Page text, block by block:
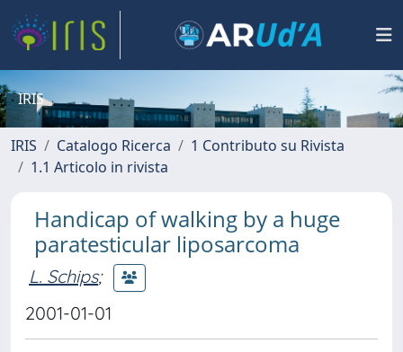
IRIS
IRIS Catalogo Ricerca
1 Contributo su Rivista
1.1 Articolo in rivista
Handicap of walking by a huge
paratesticular liposarcoma
L. Schips;
2001-01-01